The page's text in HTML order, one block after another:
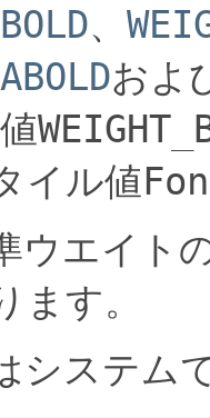
、
およ
値
イル値
ウエイト
ます。
システム